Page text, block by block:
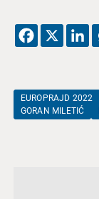
EUROPRAJD 2022
GORAN MILETIĆ